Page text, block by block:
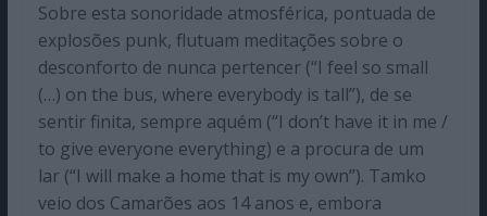
Sobre esta sonoridade atmosférica, pontuada de
explosões punk, flutuam meditações sobre o
desconforto de nunca pertencer (“I feel so small
(…) on the bus, where everybody is tall”), de se
sentir finita, sempre aquém (“I don’t have it in me /
to give everyone everything) e a procura de um
lar (“I will make a home that is my own”). Tamko
veio dos Camarões aos 14 anos e, embora